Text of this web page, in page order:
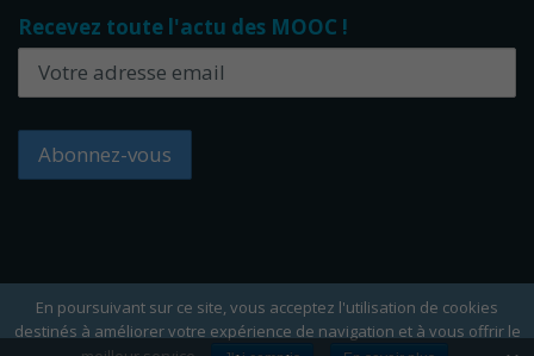
Recevez toute l'actu des MOOC !
Copyright Edflex © 2024 -Editorial-CGU-Cookies
En poursuivant sur ce site, vous acceptez l'utilisation de cookies
destinés à améliorer votre expérience de navigation et à vous offrir le